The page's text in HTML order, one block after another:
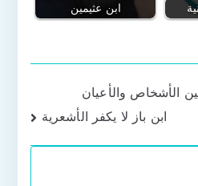
ابن عثيمين
الأشخاص والأعيان
ابن باز لا يكفر الأشعرية